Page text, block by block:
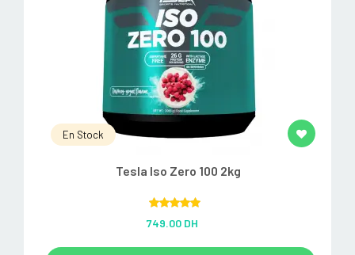
En Stock
Tesla Iso Zero 100 2kg
out of 5
749.00 DH